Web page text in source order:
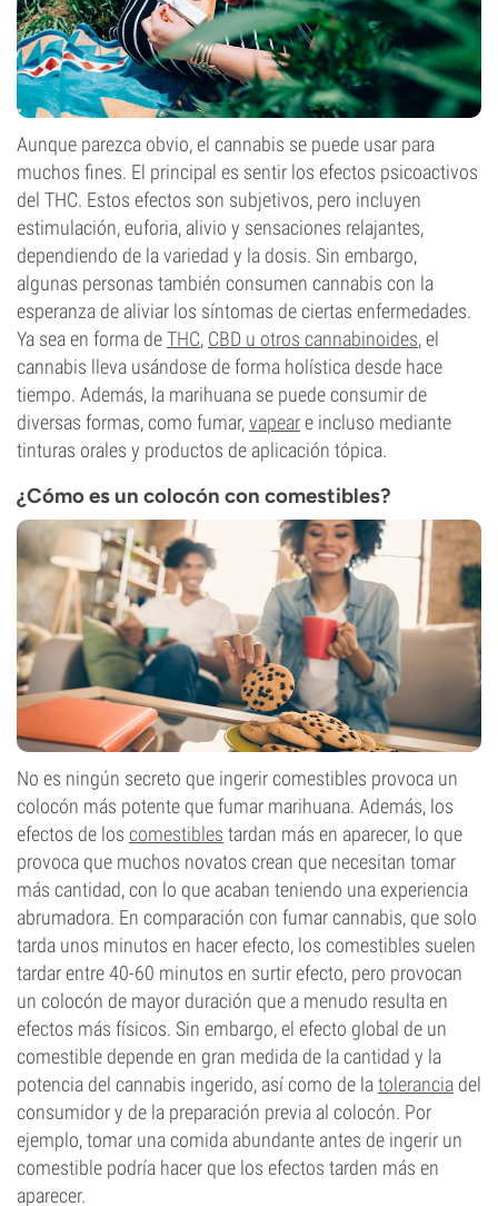
Aunque parezca obvio, el cannabis se puede usar para
muchos fines. El principal es sentir los efectos psicoactivos
del THC. Estos efectos son subjetivos, pero incluyen
estimulación, euforia, alivio y sensaciones relajantes,
dependiendo de la variedad y la dosis. Sin embargo,
algunas personas también consumen cannabis con la
esperanza de aliviar los síntomas de ciertas enfermedades.
Ya sea en forma deTHC, CBD u otros cannabinoides, el
cannabis lleva usándose de forma holística desde hace
tiempo. Además, la marihuana se puede consumir de
diversas formas, como fumar,vapeare incluso mediante
tinturas orales y productos de aplicación tópica.
¿Cómo es un colocón con comestibles?
No es ningún secreto que ingerir comestibles provoca un
colocón más potente que fumar marihuana. Además, los
efectos de los comestibles tardan más en aparecer, lo que
provoca que muchos novatos crean que necesitan tomar
más cantidad, con lo que acaban teniendo una experiencia
abrumadora. En comparación con fumar cannabis, que solo
tarda unos minutos en hacer efecto, los comestibles suelen
tardar entre 40-60 minutos en surtir efecto, pero provocan
un colocón de mayor duración que a menudo resulta en
efectos más físicos. Sin embargo, el efecto global de un
comestible depende en gran medida de la cantidad y la
potencia del cannabis ingerido, así como de latolerancia del
consumidor y de la preparación previa al colocón. Por
ejemplo, tomar una comida abundante antes de ingerir un
comestible podría hacer que los efectos tarden más en
aparecer.